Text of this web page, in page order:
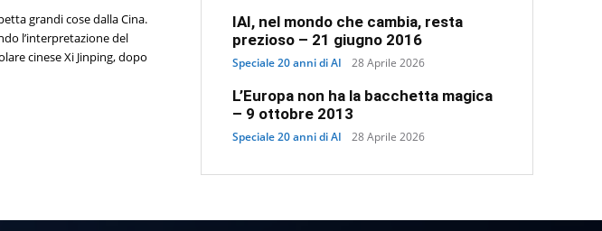
grandi cose dalla Cina.
l’interpretazione del
cinese Xi Jinping, dopo
IAI, nel mondo che cambia, resta
prezioso – 21 giugno 2016
Speciale 20 anni di AI 28 Aprile 2026
L’Europa non ha la bacchetta magica
– 9 ottobre 2013
Speciale 20 anni di AI 28 Aprile 2026